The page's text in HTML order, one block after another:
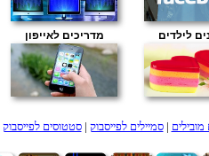
לילדים מדריכים לאייפון
מובילים |סמיילים לפייסבוק |סטטוסים לפייסבוק